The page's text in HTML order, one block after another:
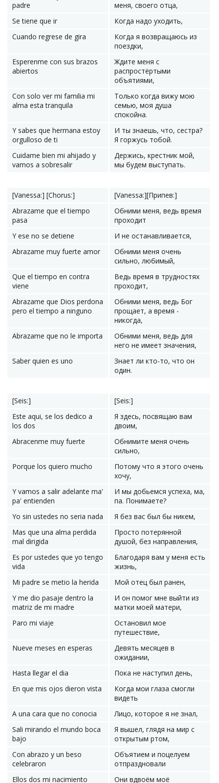
padre
меня, своего отца,
Se tiene que ir
Когда надо уходить,
Cuando regrese de gira
Когда я возвращаюсь из
поездки,
Esperenme con sus brazos
abiertos
Ждите меня с
распростёртыми
объятиями,
Con solo ver mi familia mi
alma esta tranquila
Только когда вижу мою
семью, моя душа
спокойна.
Y sabes que hermana estoy
orgulloso de ti
И ты знаешь, что, сестра?
Я горжусь тобой.
Cuidame bien mi ahijado y
vamos a sobresalir
Держись, крестник мой,
мы будем выступать.
[Vanessa:] [Chorus:]
[Vanessa:][Припев:]
Abrazame que el tiempo
pasa
Обними меня, ведь время
проходит
Y ese no se detiene
И не останавливается,
Abrazame muy fuerte amor
Обними меня очень
сильно, любимый,
Que el tiempo en contra
viene
Ведь время в трудностях
проходит,
Abrazame que Dios perdona
pero el tiempo a ninguno
Обними меня, ведь Бог
прощает, а время -
никогда,
Abrazame que no le importa
Обними меня, ведь для
него не имеет значения,
Saber quien es uno
Знает ли кто-то, что он
один.
[Seis:]
[Seis:]
Este aqui, se los dedico a
los dos
Я здесь, посвящаю вам
двоим,
Abracenme muy fuerte
Обнимите меня очень
сильно,
Porque los quiero mucho
Потому что я этого очень
хочу,
Y vamos a salir adelante ma'
pa' entienden
И мы добьемся успеха, ма,
па. Понимаете?
Yo sin ustedes no seria nada
Я без вас был бы никем,
Mas que una alma perdida
mal dirigida
Просто потерянной
душой, без направления,
Es por ustedes que yo tengo
vida
Благодаря вам у меня есть
жизнь,
Mi padre se metio la herida
Мой отец был ранен,
Y me dio pasaje dentro la
matriz de mi madre
И он помог мне выйти из
матки моей матери,
Paro mi viaje
Остановил мое
путешествие,
Nueve meses en esperas
Девять месяцев в
ожидании,
Hasta llegar el dia
Пока не наступил день,
En que mis ojos dieron vista
Когда мои глаза смогли
видеть
A una cara que no conocia
Лицо, которое я не знал,
Sali mirando el mundo boca
bajo
Я вышел, глядя на мир с
открытым ртом,
Con abrazo y un beso
celebraron
Объятием и поцелуем
отпраздновали
Ellos dos mi nacimiento
Они вдвоём моё